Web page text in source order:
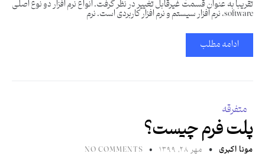
تقریبا به عنوان قسمت غیرقابل تغییر در نظر گرفت. انواع نرم افزار دو نوع اصلی
software، نرم افزار سیستم و نرم افزار کاربردی است. نرم
ادامه مطلب
متفرقه
پلت فرم چیست؟
مونا اکبری مهر ۲۸, ۱۳۹۹ NO COMMENTS